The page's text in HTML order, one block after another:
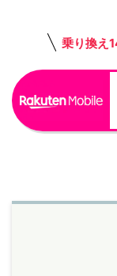
乗り換え